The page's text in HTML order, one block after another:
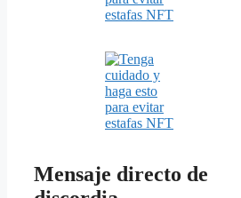
Mensaje directo de